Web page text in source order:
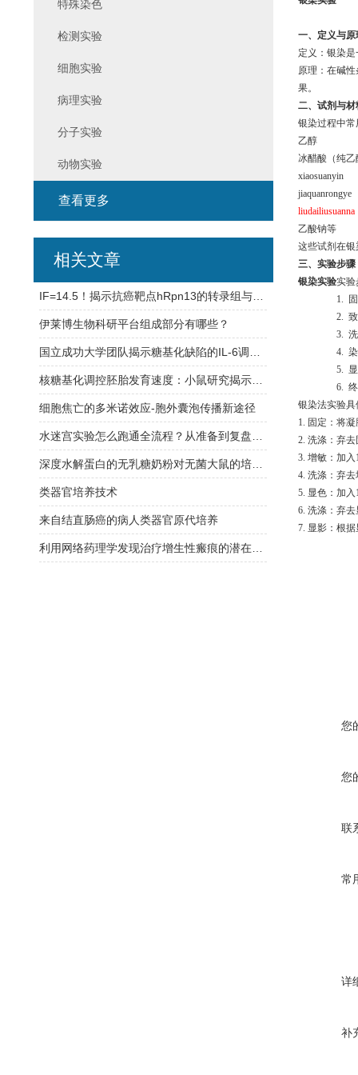
一、定义与原
定义 ：银染
原理 ：在碱
果。
二、试剂与材
银染过程中
乙醇
冰醋酸（纯乙
xiaosuanyin
jiaquanrongye
liudailiusuanna
乙酸钠等
这些试剂在
三、实验步骤
银染实验实验
1.
2.
3.
4.
5.
6.
银染法实验
1. 固定：将
2. 洗涤：弃
3. 增敏：加入
4. 洗涤：弃
5. 显色：加入
6. 洗涤：弃
7. 显影：根
您
您
联
常
详
补
特殊染色
检测实验
细胞实验
病理实验
分子实验
动物实验
查看更多
相关文章
伊莱博生物科研平台组成部分有哪些？
细胞焦亡的多米诺效应-胞外囊泡传播新途径
类器官培养技术
来自结直肠癌的病人类器官原代培养